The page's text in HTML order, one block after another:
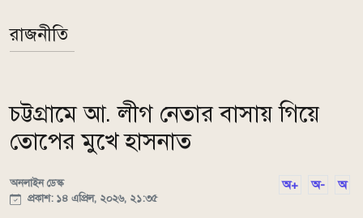
রাজনীতি
চট্টগ্রামে আ. লীগ নেতার বাসায় গিয়ে
তোপের মুখে হাসনাত
অনলাইন ডেস্ক
প্রকাশ: ১৪ এপ্রিল, ২০২৬, ২১:৩৫
অ+ অ- অ